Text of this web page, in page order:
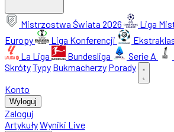
Mistrzostwa Świata 2026 Liga
Europy
Liga Konferencji
La Liga
Bundesliga Serie A
SkrótyTypy Bukmacherzy Porady
Konto
Wyloguj
Zaloguj
ArtykułyWyniki Live